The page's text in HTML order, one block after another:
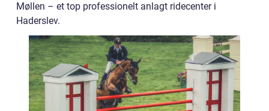
Møllen – et top professionelt anlagt ridecenter i
Haderslev.